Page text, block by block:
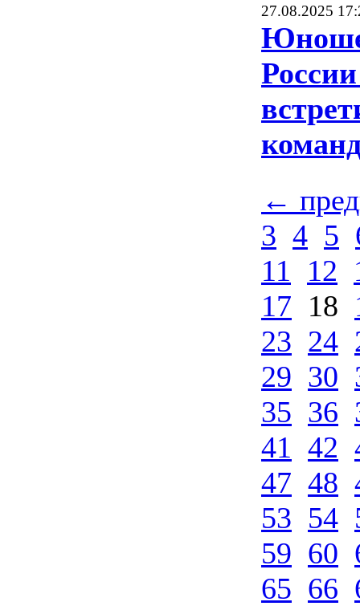
27.08.2025
←
3 4 5
11
12
17 18
23 24
29 30
35 36
41 42
47 48
53 54
59 60
65 66